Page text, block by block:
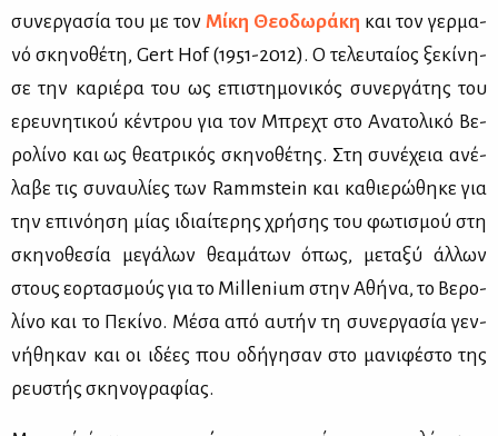
συ­νερ­γα­σία του με τον Μί­κη Θε­ο­δω­ρά­κη και τον γερ­μα­
νό σκη­νο­θέ­τη, Gert Hof (1951-2012). Ο τε­λευ­ταί­ος ξε­κί­νη­
σε την κα­ριέ­ρα του ως επι­στη­μο­νι­κός συ­νερ­γά­της του
ερευ­νη­τι­κού κέ­ντρου για τον Μπρε­χτ στο Ανα­το­λι­κό Βε­
ρο­λί­νο και ως θε­α­τρι­κός σκη­νο­θέ­της. Στη συ­νέ­χεια ανέ­
λα­βε τις συ­ναυ­λί­ες των Rammstein και κα­θιε­ρώ­θη­κε για
την επι­νό­η­ση μί­ας ιδιαί­τε­ρης χρή­σης του φω­τι­σμού στη
σκη­νο­θε­σία με­γά­λων θε­α­μά­των όπως, με­τα­ξύ άλ­λων
στους εορ­τα­σμούς για το Millenium στην Αθή­να, το Βε­ρο­
λί­νο και το Πε­κί­νο. Μέ­σα από αυ­τήν τη συ­νερ­γα­σία γεν­
νή­θη­καν και οι ιδέ­ες που οδή­γη­σαν στο μα­νι­φέ­στο της
ρευ­στής σκη­νο­γρα­φί­ας.